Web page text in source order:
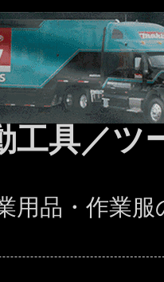
工具／
用品・作